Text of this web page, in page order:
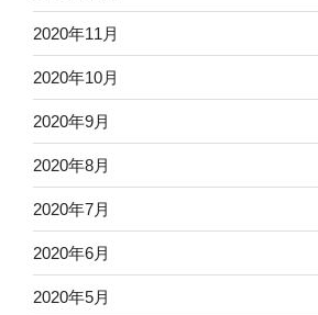
2020年11月
2020年10月
2020年9月
2020年8月
2020年7月
2020年6月
2020年5月